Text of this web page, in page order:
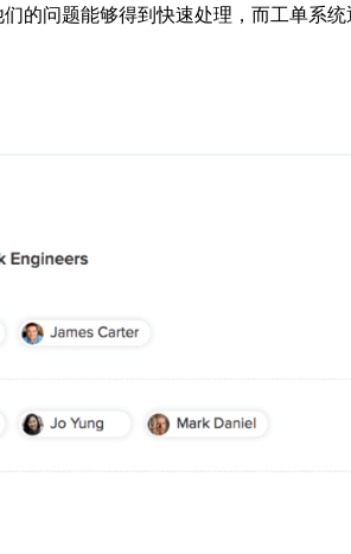
的问题能够得到快速处理，而工单系统